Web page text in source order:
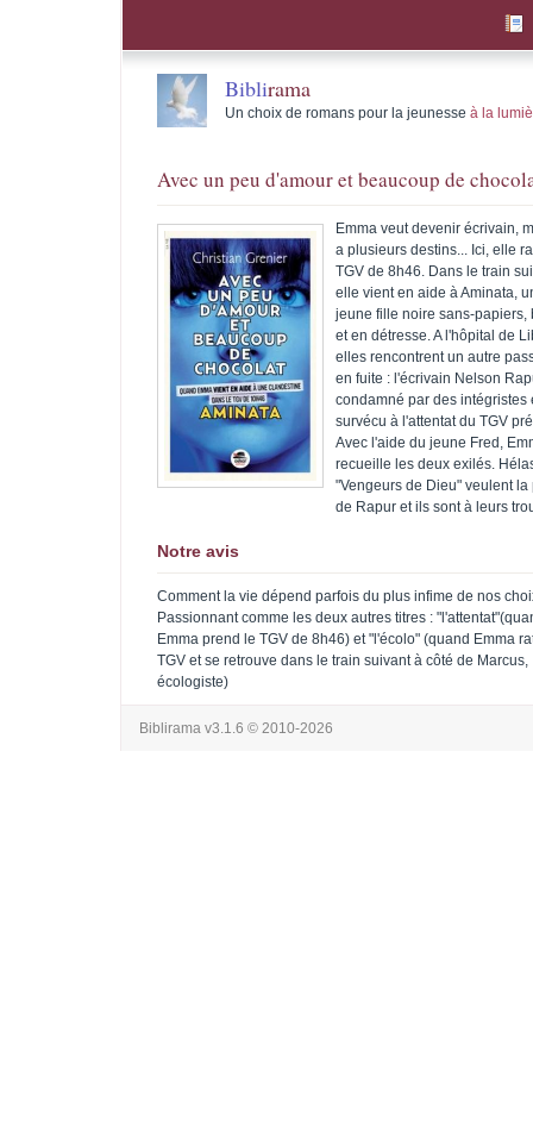
Biblirama
Un choix de romans pour la jeunesse à la
Avec un peu d'amour et beaucoup de
Emma veut devenir écrivain,
a plusieurs destins... Ici, elle
TGV de 8h46. Dans le train
elle vient en aide à Aminata,
jeune fille noire sans-papiers,
et en détresse. A l'hôpital de
elles rencontrent un autre
en fuite : l'écrivain Nelson
condamné par des intégristes
survécu à l'attentat du TGV
Avec l'aide du jeune Fred,
recueille les deux exilés.
"Vengeurs de Dieu" veulent la
de Rapur et ils sont à leurs
Notre avis
Comment la vie dépend parfois du plus infime de nos
Passionnant comme les deux autres titres :
Emma prend le TGV de 8h46) et "l'écolo" (quand Emma
TGV et se retrouve dans le train suivant à côté de Marcus,
écologiste)
Biblirama v3.1.6 © 2010-2026